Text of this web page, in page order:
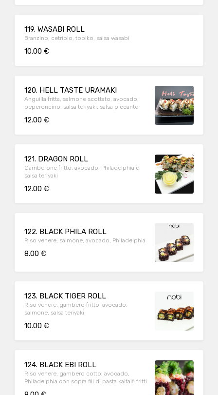
119. WASABI ROLL
Branzino, cetriolo, tobiko, salsa wasabi
10.00 €
120. HELL TASTE URAMAKI
Anguilla fritta, salmone scottato, avocado,
peperoncino, salsa teriyaki, salsa piccante
12.00 €
121. DRAGON ROLL
Gamberone fritto, avocado, Philadelphia e
salsa teriyaki
12.00 €
122. BLACK PHILA ROLL
Riso venere, salmone, avocado, Philadelphia
8.00 €
123. BLACK TIGER ROLL
Riso venere, gambero fritto, avocado,
salmone, salsa teriyaki
10.00 €
124. BLACK EBI ROLL
Riso venere, gambero cotto, avocado,
Philadelphia con sopra fili di pasta kaitaifi fritti